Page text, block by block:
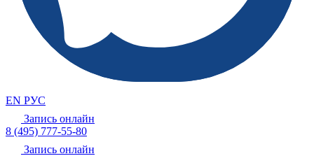
EN РУС
Запись онлайн
8 (495) 777-55-80
Запись онлайн